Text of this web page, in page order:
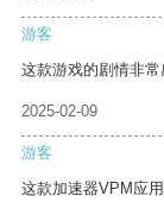
游客
这款游戏的剧情非常
2025-02-09
游客
这款加速器VPM应